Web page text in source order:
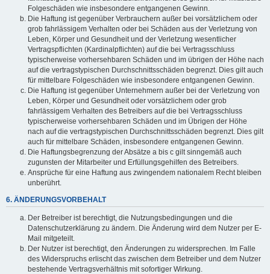
Folgeschäden wie insbesondere entgangenen Gewinn.
Die Haftung ist gegenüber Verbrauchern außer bei vorsätzlichem oder
grob fahrlässigem Verhalten oder bei Schäden aus der Verletzung von
Leben, Körper und Gesundheit und der Verletzung wesentlicher
Vertragspflichten (Kardinalpflichten) auf die bei Vertragsschluss
typischerweise vorhersehbaren Schäden und im übrigen der Höhe nach
auf die vertragstypischen Durchschnittsschäden begrenzt. Dies gilt auch
für mittelbare Folgeschäden wie insbesondere entgangenen Gewinn.
Die Haftung ist gegenüber Unternehmern außer bei der Verletzung von
Leben, Körper und Gesundheit oder vorsätzlichem oder grob
fahrlässigem Verhalten des Betreibers auf die bei Vertragsschluss
typischerweise vorhersehbaren Schäden und im Übrigen der Höhe
nach auf die vertragstypischen Durchschnittsschäden begrenzt. Dies gilt
auch für mittelbare Schäden, insbesondere entgangenen Gewinn.
Die Haftungsbegrenzung der Absätze a bis c gilt sinngemäß auch
zugunsten der Mitarbeiter und Erfüllungsgehilfen des Betreibers.
Ansprüche für eine Haftung aus zwingendem nationalem Recht bleiben
unberührt.
6. ÄNDERUNGSVORBEHALT
Der Betreiber ist berechtigt, die Nutzungsbedingungen und die
Datenschutzerklärung zu ändern. Die Änderung wird dem Nutzer per E-
Mail mitgeteilt.
Der Nutzer ist berechtigt, den Änderungen zu widersprechen. Im Falle
des Widerspruchs erlischt das zwischen dem Betreiber und dem Nutzer
bestehende Vertragsverhältnis mit sofortiger Wirkung.